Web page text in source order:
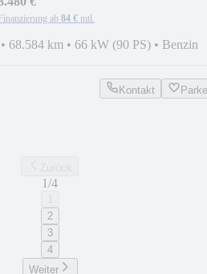
ab 84 € mtl.
• 68.584 km • 66 kW (90 PS) • Benzin
Kontakt
1/4
2
3
4
Weiter